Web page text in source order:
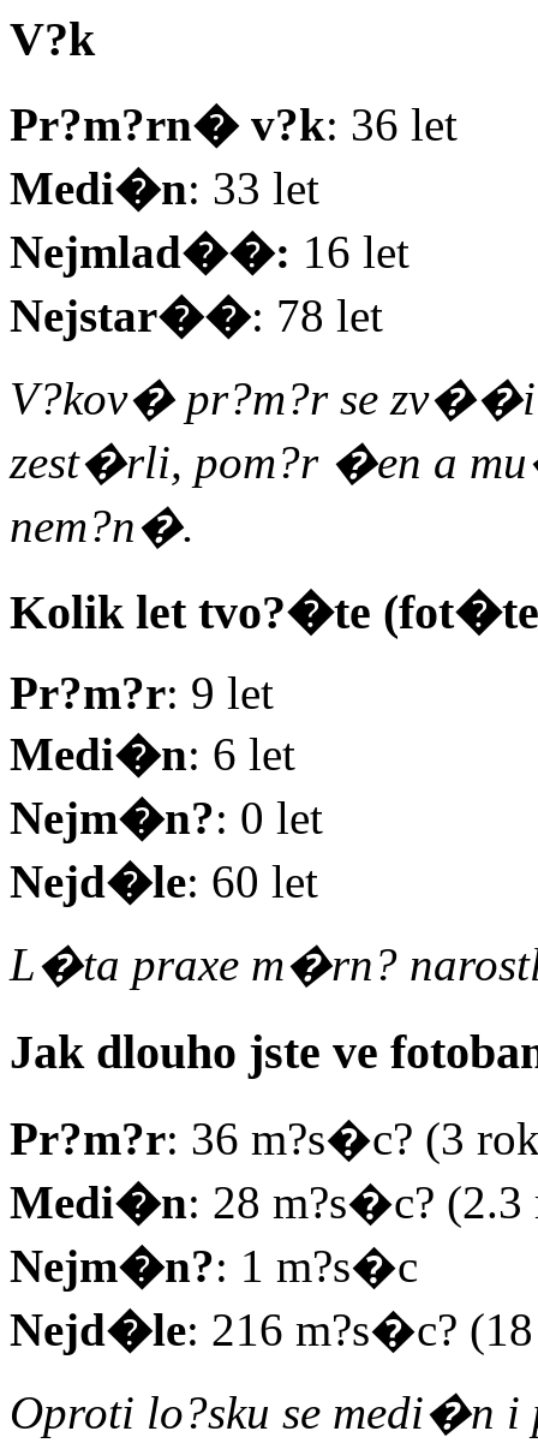
V?k
Pr?m?rn� v?k: 36 let
Medi�n: 33 let
Nejmlad��: 16 let
Nejstar��: 78 let
V?kov� pr?m?r se
zest�rli, pom?r �en a
nem?n�.
Kolik let tvo?�te
Pr?m?r: 9 let
Medi�n: 6 let
Nejm�n?: 0 let
Nejd�le: 60 let
L�ta praxe m�rn?
Jak dlouho jste ve
Pr?m?r: 36 m?s�c? (3
Medi�n: 28 m?s�c? (2.3
Nejm�n?: 1 m?s�c
Nejd�le: 216 m?s�c?
Oproti lo?sku se medi�n